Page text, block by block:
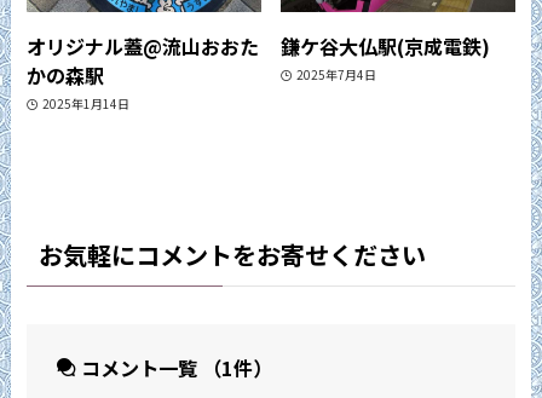
オリジナル蓋@流山おおた
かの森駅
2025年1月14日
鎌ケ谷大仏駅(京成電鉄)
2025年7月4日
お気軽にコメントをお寄せください
コメント一覧 （1件）